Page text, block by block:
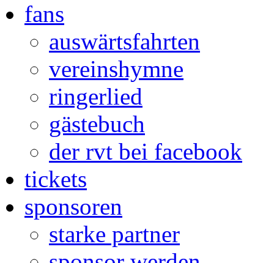
fans
auswärtsfahrten
vereinshymne
ringerlied
gästebuch
der rvt bei facebook
tickets
sponsoren
starke partner